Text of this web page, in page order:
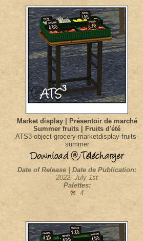
Market display | Présentoir de marché
Summer fruits | Fruits d'été
ATS3-object-grocery-marketdisplay-fruits-
summer
Date of Release | Date de Publication:
2022, July 1st
Palettes:
: 4